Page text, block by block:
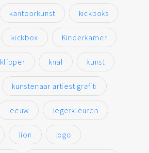
kantoorkunst kickboks
kickbox Kinderkamer
klipper knal kunst
kunstenaar artiest grafiti
leeuw legerkleuren
lion logo